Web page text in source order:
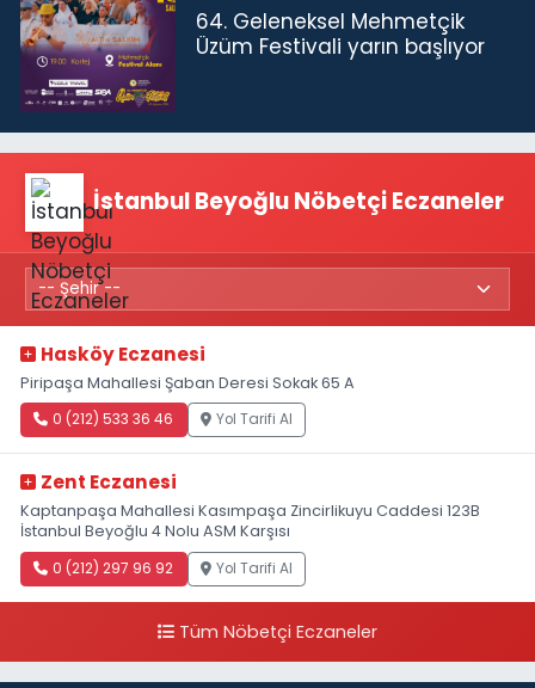
64. Geleneksel Mehmetçik
Üzüm Festivali yarın başlıyor
İstanbul Beyoğlu Nöbetçi Eczaneler
Hasköy Eczanesi
Piripaşa Mahallesi Şaban Deresi Sokak 65 A
0 (212) 533 36 46 Yol Tarifi Al
Zent Eczanesi
Kaptanpaşa Mahallesi Kasımpaşa Zincirlikuyu Caddesi 123B
İstanbul Beyoğlu 4 Nolu ASM Karşısı
0 (212) 297 96 92 Yol Tarifi Al
Tüm Nöbetçi Eczaneler